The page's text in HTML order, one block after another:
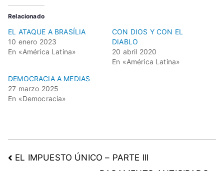
Relacionado
EL ATAQUE A BRASÍLIA
10 enero 2023
En «América Latina»
CON DIOS Y CON EL
DIABLO
20 abril 2020
En «América Latina»
DEMOCRACIA A MEDIAS
27 marzo 2025
En «Democracia»
EL IMPUESTO ÚNICO – PARTE III